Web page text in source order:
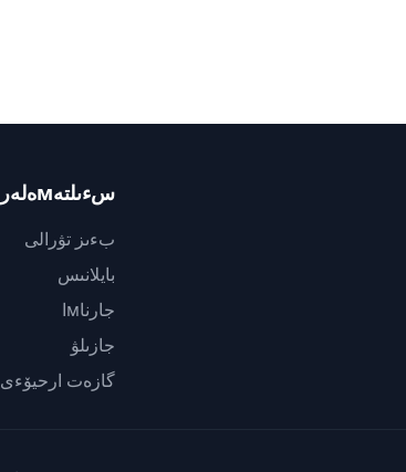
سءىلتەмەلەر
بءىز تۋرالى
بايلانىس
جارناмا
جازىلۋ
گازەت ارحيۆءى